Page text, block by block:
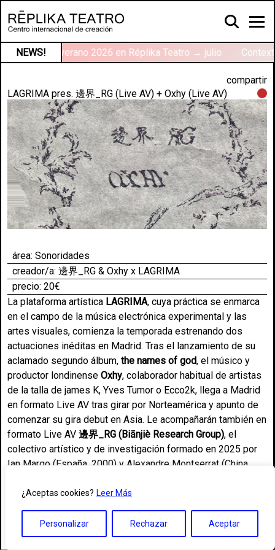
¿Aceptas cookies? Leer Más
Personalizar Rechazar Aceptar
NEWS!
Talleres de verano 2026 en Réplika Teatro → julio
compartir
LAGRIMA pres. 邊界_RG (Live AV) + Oxhy (Live AV)
área: Sonoridades
creador/a: 邊界_RG & Oxhy x LAGRIMA
precio: 20€
La plataforma artística LAGRIMA, cuya práctica se enmarca
en el campo de la música electrónica experimental y las
artes visuales, comienza la temporada estrenando dos
actuaciones inéditas en Madrid. Tras el lanzamiento de su
aclamado segundo álbum, the names of god, el músico y
productor londinense Oxhy, colaborador habitual de artistas
de la talla de james K, Yves Tumor o Ecco2k, llega a Madrid
en formato Live AV tras girar por Norteamérica y apunto de
comenzar su gira debut en Asia. Le acompañarán también en
formato Live AV 邊界_RG (Biānjiè Research Group), el
colectivo artístico y de investigación formado en 2025 por
Ian Margo (España, 2000) y Alexandre Montserrat (China,
mutua entre sistemas generativos, diseño especulativo,
ensayo experimental y modos de comunicación
posthumanos.